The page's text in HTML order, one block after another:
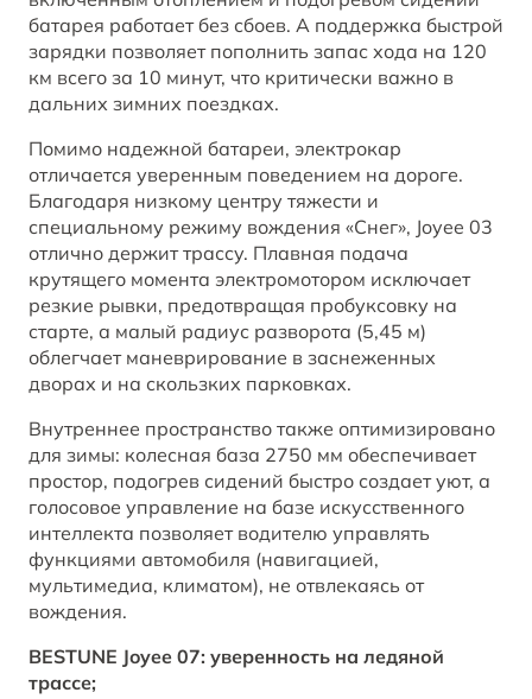
батарея работает без сбоев. А поддержка быстрой
зарядки позволяет пополнить запас хода на 120
км всего за 10 минут, что критически важно в
дальних зимних поездках.
Помимо надежной батареи, электрокар
отличается уверенным поведением на дороге.
Благодаря низкому центру тяжести и
специальному режиму вождения «Снег», Joyee 03
отлично держит трассу. Плавная подача
крутящего момента электромотором исключает
резкие рывки, предотвращая пробуксовку на
старте, а малый радиус разворота (5,45 м)
облегчает маневрирование в заснеженных
дворах и на скользких парковках.
Внутреннее пространство также оптимизировано
для зимы: колесная база 2750 мм обеспечивает
простор, подогрев сидений быстро создает уют, а
голосовое управление на базе искусственного
интеллекта позволяет водителю управлять
функциями автомобиля (навигацией,
мультимедиа, климатом), не отвлекаясь от
вождения.
BESTUNE Joyee 07: уверенность на ледяной
трассе;